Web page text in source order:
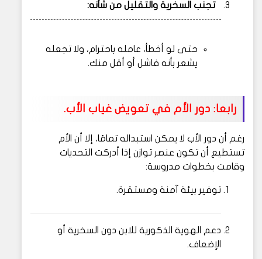
تجنب السخرية والتقليل من شأنه:
حتى لو أخطأ، عامله باحترام، ولا تجعله
يشعر بأنه فاشل أو أقل منك.
رابعا: دور الأم في تعويض غياب الأب.
رغم أن دور الأب لا يمكن استبداله تمامًا، إلا أن الأم
تستطيع أن تكون عنصر توازن إذا أدركت التحديات
وقامت بخطوات مدروسة:
توفير بيئة آمنة ومستقرة.
دعم الهوية الذكورية للابن دون السخرية أو
الإضعاف.